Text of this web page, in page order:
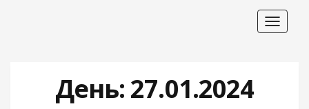
Toggle
День: 27.01.2024